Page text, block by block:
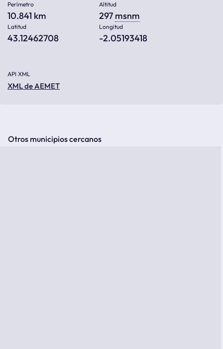
Perímetro
10.841 km
Altitud
297 msnm
Latitud
43.12462708
Longitud
-2.05193418
API XML
XML de AEMET
Otros municipios cercanos